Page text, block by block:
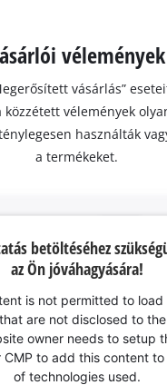
vélemények
vásárlás”
vélemények
használták
a termékeket.
betöltéséhez
az Ön jóváhagyására!
is not permitted to load
are not disclosed to
owner needs to setup
CMP to add this content
of technologies used.